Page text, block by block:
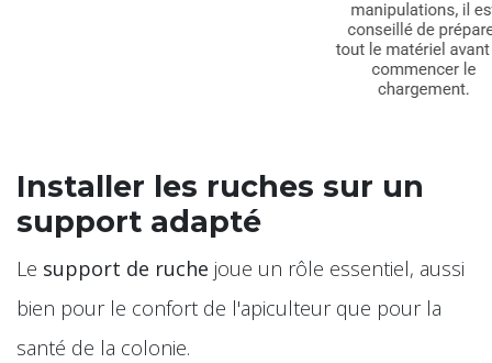
Installer les ruches sur un
support adapté
Le support de ruche joue un rôle essentiel, aussi
bien pour le confort de l'apiculteur que pour la
santé de la colonie.